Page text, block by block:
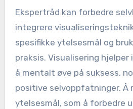
Ekspertråd kan forbedre
integrere
spesifikke ytelsesmål og
praksis. Visualisering
å mentalt øve på suksess,
positive selvoppfatninger. Å
ytelsesmål, som å forbedre